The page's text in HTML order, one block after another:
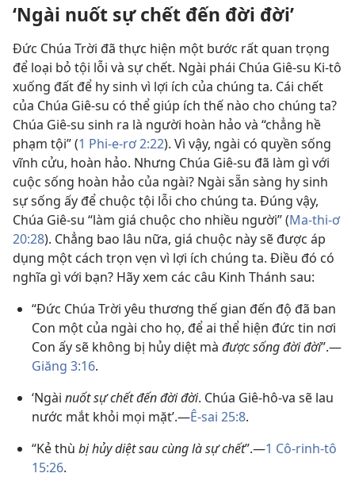
‘Ngài nuốt sự chết đến đời đời’
Đức Chúa Trời đã thực hiện một bước rất quan trọng
để loại bỏ tội lỗi và sự chết. Ngài phái Chúa Giê-su Ki-tô
xuống đất để hy sinh vì lợi ích của chúng ta. Cái chết
của Chúa Giê-su có thể giúp ích thế nào cho chúng ta?
Chúa Giê-su sinh ra là người hoàn hảo và “chẳng hề
phạm tội” (1 Phi-e-rơ 2:22). Vì vậy, ngài có quyền sống
vĩnh cửu, hoàn hảo. Nhưng Chúa Giê-su đã làm gì với
cuộc sống hoàn hảo của ngài? Ngài sẵn sàng hy sinh
sự sống ấy để chuộc tội lỗi cho chúng ta. Đúng vậy,
Chúa Giê-su “làm giá chuộc cho nhiều người” (Ma-thi-ơ
20:28). Chẳng bao lâu nữa, giá chuộc này sẽ được áp
dụng một cách trọn vẹn vì lợi ích chúng ta. Điều đó có
nghĩa gì với bạn? Hãy xem các câu Kinh Thánh sau:
“Đức Chúa Trời yêu thương thế gian đến độ đã ban
Con một của ngài cho họ, để ai thể hiện đức tin nơi
Con ấy sẽ không bị hủy diệt mà được sống đời đời”.—
Giăng 3:16.
‘Ngài nuốt sự chết đến đời đời. Chúa Giê-hô-va sẽ lau
nước mắt khỏi mọi mặt’.—Ê-sai 25:8.
“Kẻ thù bị hủy diệt sau cùng là sự chết”.—1 Cô-rinh-tô
15:26.